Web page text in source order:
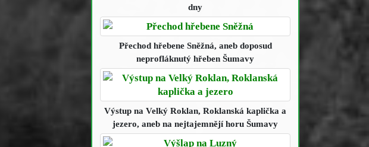
dny
Přechod hřebene Sněžná, aneb doposud
neprofláknutý hřeben Šumavy
Výstup na Velký Roklan, Roklanská kaplička a
jezero, aneb na nejtajemnějí horu Šumavy